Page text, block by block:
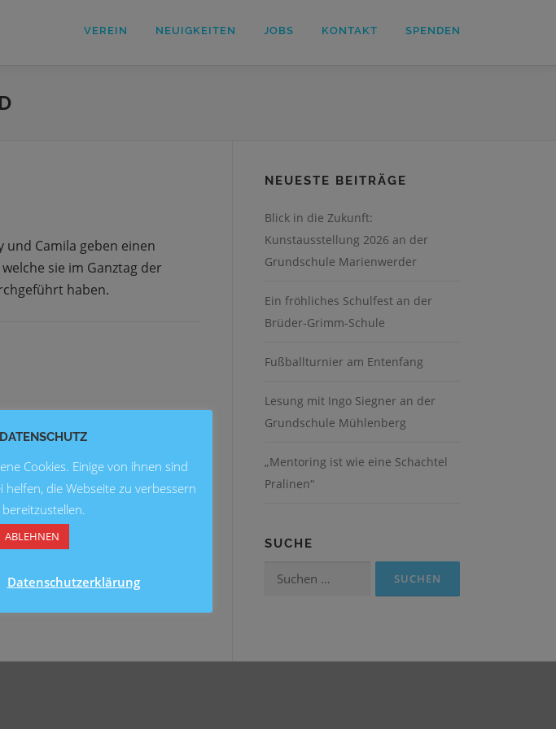
VEREIN NEUIGKEITEN JOBS KONTAKT SPENDEN
und Camila geben einen
sie im Ganztag der
haben.
NEUESTE BEITRÄGE
Blick in die Zukunft:
Kunstausstellung 2026 an der
Grundschule Marienwerder
Ein fröhliches Schulfest an der
Brüder-Grimm-Schule
Fußballturnier am Entenfang
Lesung mit Ingo Siegner an der
Grundschule Mühlenberg
„Mentoring ist wie eine Schachtel
Pralinen“
SUCHE
Suchen
Cookies. Einige von ihnen sind
die Webseite zu verbessern
ABLEHNEN
Datenschutzerklärung